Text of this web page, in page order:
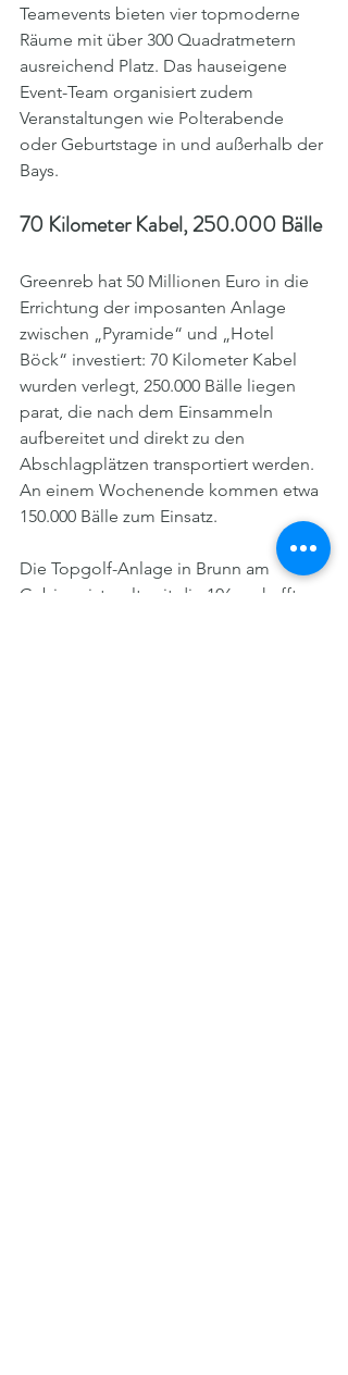
Teamevents bieten vier topmoderne
Räume mit über 300 Quadratmetern
ausreichend Platz. Das hauseigene
Event-Team organisiert zudem
Veranstaltungen wie Polterabende
oder Geburtstage in und außerhalb der
Bays.
70 Kilometer Kabel, 250.000 Bälle
Greenreb hat 50 Millionen Euro in die
Errichtung der imposanten Anlage
zwischen „Pyramide“ und „Hotel
Böck“ investiert: 70 Kilometer Kabel
wurden verlegt, 250.000 Bälle liegen
parat, die nach dem Einsammeln
aufbereitet und direkt zu den
Abschlagplätzen transportiert werden.
An einem Wochenende kommen etwa
150.000 Bälle zum Einsatz.
Die Topgolf-Anlage in Brunn am
Gebirge ist weltweit die 106., schafft